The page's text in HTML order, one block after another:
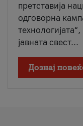
претставија
одговорна
јавната свест...
Дознај